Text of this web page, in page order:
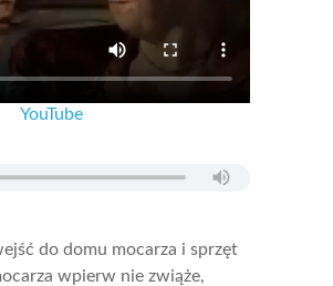
YouTube
do domu mocarza i sprzęt
wpierw nie zwiąże,